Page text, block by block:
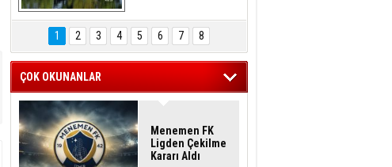
Hasan Eser'in
Objektifinden
1 2 3 4 5 6 7 8
ÇOK OKUNANLAR
Menemen FK
Ligden Çekilme
Kararı Aldı